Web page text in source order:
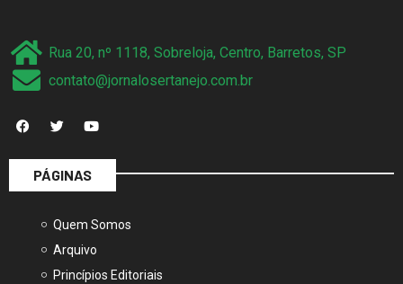
Rua 20, nº 1118, Sobreloja, Centro, Barretos, SP
contato@jornalosertanejo.com.br
PÁGINAS
Quem Somos
Arquivo
Princípios Editoriais